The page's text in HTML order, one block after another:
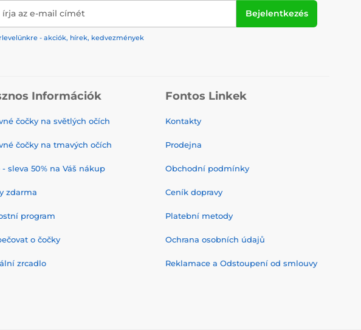
írja az e-mail címét Bejelentkezés
- akciók, hírek, kedvezmények
Információk
čočky na světlých očích
čočky na tmavých očích
- sleva 50% na Váš nákup
zdarma
program
o čočky
zrcadlo
Fontos Linkek
Kontakty
Prodejna
Obchodní podmínky
Ceník dopravy
Platební metody
Ochrana osobních údajů
Reklamace a Odstoupení od smlouvy